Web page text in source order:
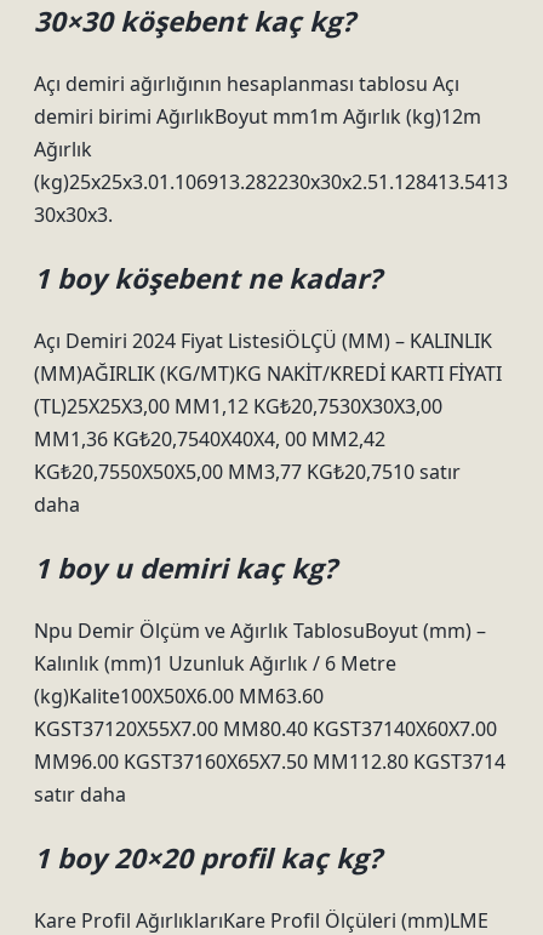
30×30 köşebent kaç kg?
Açı demiri ağırlığının hesaplanması tablosu Açı
demiri birimi AğırlıkBoyut mm1m Ağırlık (kg)12m
Ağırlık
(kg)25x25x3.01.106913.282230x30x2.51.128413.5413
30x30x3.
1 boy köşebent ne kadar?
Açı Demiri 2024 Fiyat ListesiÖLÇÜ (MM) – KALINLIK
(MM)AĞIRLIK (KG/MT)KG NAKİT/KREDİ KARTI FİYATI
(TL)25X25X3,00 MM1,12 KG₺20,7530X30X3,00
MM1,36 KG₺20,7540X40X4, 00 MM2,42
KG₺20,7550X50X5,00 MM3,77 KG₺20,7510 satır
daha
1 boy u demiri kaç kg?
Npu Demir Ölçüm ve Ağırlık TablosuBoyut (mm) –
Kalınlık (mm)1 Uzunluk Ağırlık / 6 Metre
(kg)Kalite100X50X6.00 MM63.60
KGST37120X55X7.00 MM80.40 KGST37140X60X7.00
MM96.00 KGST37160X65X7.50 MM112.80 KGST3714
satır daha
1 boy 20×20 profil kaç kg?
Kare Profil AğırlıklarıKare Profil Ölçüleri (mm)LME